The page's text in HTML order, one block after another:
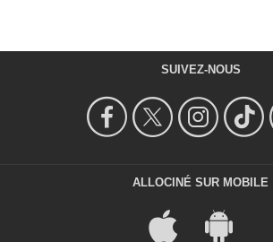
SUIVEZ-NOUS
ALLOCINÉ SUR MOBILE